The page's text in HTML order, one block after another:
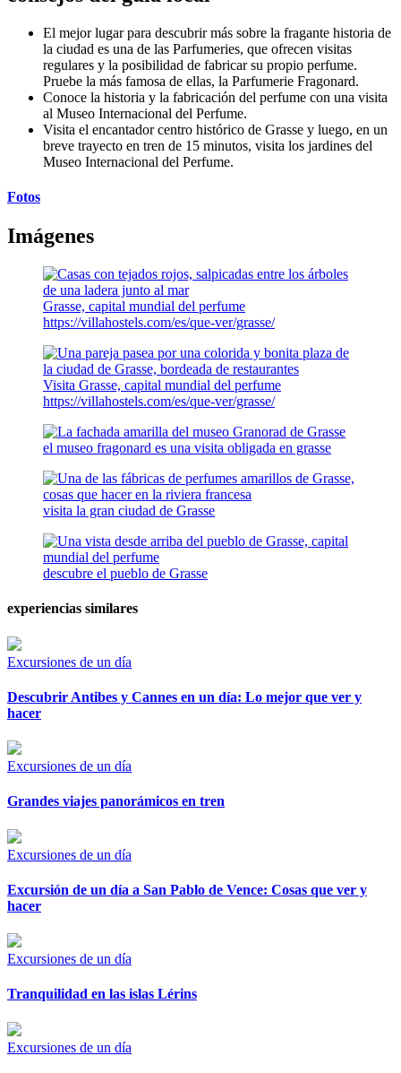
El mejor lugar para descubrir más sobre la fragante historia de
la ciudad es una de las Parfumeries, que ofrecen visitas
regulares y la posibilidad de fabricar su propio perfume.
Pruebe la más famosa de ellas, la Parfumerie Fragonard.
Conoce la historia y la fabricación del perfume con una visita
al Museo Internacional del Perfume.
Visita el encantador centro histórico de Grasse y luego, en un
breve trayecto en tren de 15 minutos, visita los jardines del
Museo Internacional del Perfume.
Fotos
Imágenes
Grasse, capital mundial del perfume
https://villahostels.com/es/que-ver/grasse/
Visita Grasse, capital mundial del perfume
https://villahostels.com/es/que-ver/grasse/
el museo fragonard es una visita obligada en grasse
visita la gran ciudad de Grasse
descubre el pueblo de Grasse
experiencias similares
Excursiones de un día
Descubrir Antibes y Cannes en un día: Lo mejor que ver y
hacer
Excursiones de un día
Grandes viajes panorámicos en tren
Excursiones de un día
Excursión de un día a San Pablo de Vence: Cosas que ver y
hacer
Excursiones de un día
Tranquilidad en las islas Lérins
Excursiones de un día